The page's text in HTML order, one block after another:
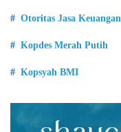
Otoritas Jasa Keuangan
Kopdes Merah Putih
Kopsyah BMI